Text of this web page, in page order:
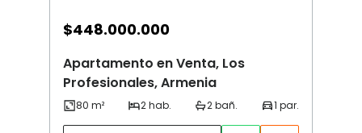
$448.000.000
Apartamento en Venta, Los
Profesionales, Armenia